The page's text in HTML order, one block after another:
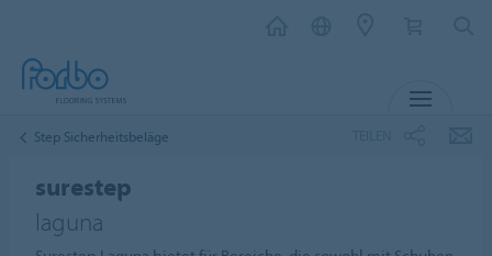
Step Sicherheitsbeläge
surestep
laguna